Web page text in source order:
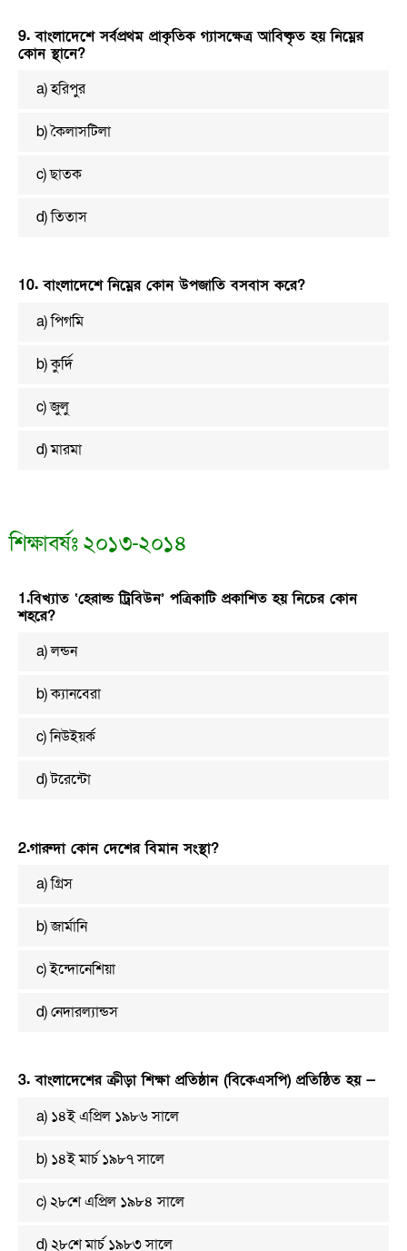
9. বাংলাদেশে সর্বপ্রথম প্রাকৃতিক গ্যাসক্ষেত্র আবিষ্কৃত হয় নিম্নের
কোন স্থানে?
a) হরিপুর
b) কৈলাসটিলা
c) ছাতক
d) তিতাস
10. বাংলাদেশে নিম্নের কোন উপজাতি বসবাস করে?
a) পিগমি
b) কুর্দি
c) জুলু
d) মারমা
শিক্ষাবর্ষঃ ২০১৩-২০১৪
1.বিখ্যাত ‘হেরাল্ড ট্রিবিউন’ পত্রিকাটি প্রকাশিত হয় নিচের কোন
শহরে?
a) লন্ডন
b) ক্যানবেরা
c) নিউইয়র্ক
d) টরেন্টো
2.গারুদা কোন দেশের বিমান সংস্থা?
a) গ্রিস
b) জার্মানি
c) ইন্দোনেশিয়া
d) নেদারল্যান্ডস
3. বাংলাদেশের ক্রীড়া শিক্ষা প্রতিষ্ঠান (বিকেএসপি) প্রতিষ্ঠিত হয় —
a) ১৪ই এপ্রিল ১৯৮৬ সালে
b) ১৪ই মার্চ ১৯৮৭ সালে
c) ২৮শে এপ্রিল ১৯৮৪ সালে
d) ২৮শে মার্চ ১৯৮৩ সালে